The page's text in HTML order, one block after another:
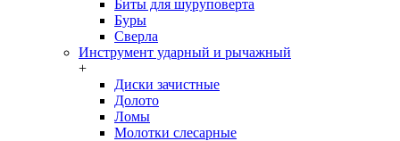
Биты для шуруповерта
Буры
Сверла
Инструмент ударный и рычажный
+
Диски зачистные
Долото
Ломы
Молотки слесарные